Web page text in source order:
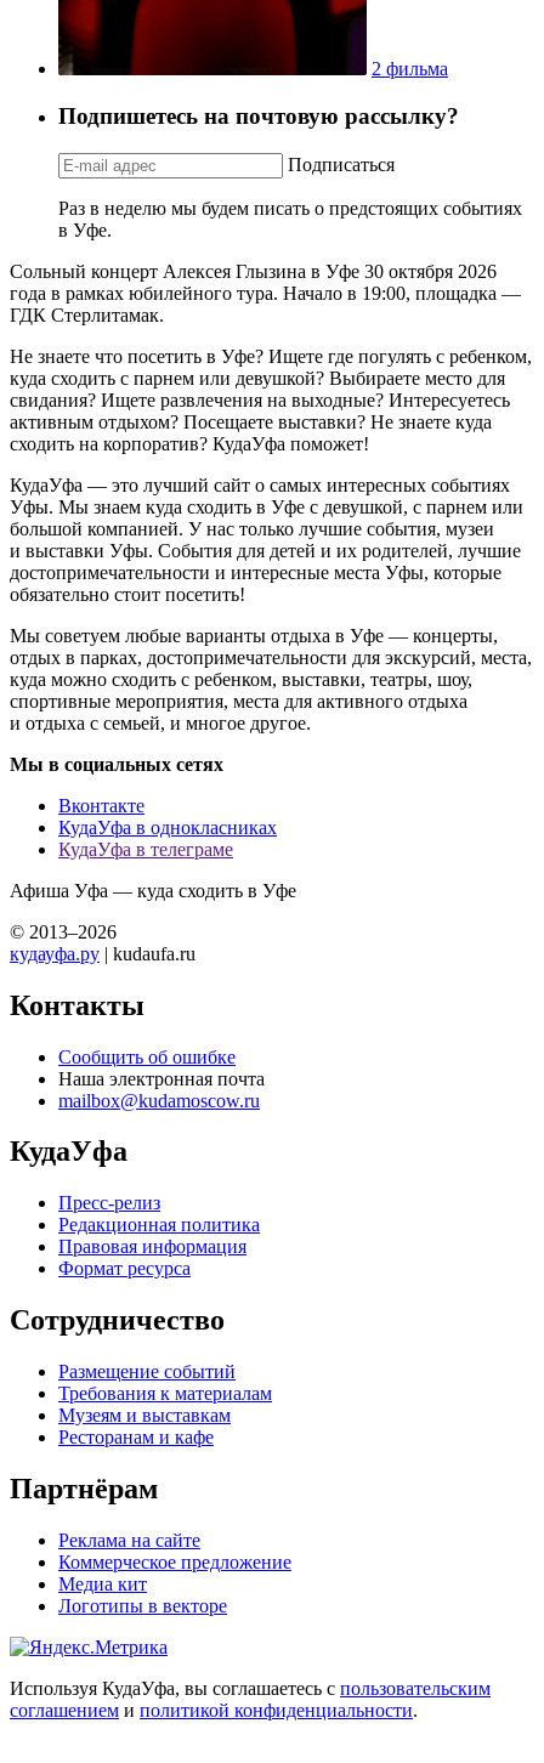
2 фильма
Подпишетесь на почтовую рассылку?
Подписаться
Раз в неделю мы будем писать о предстоящих событиях
в Уфе.
Сольный концерт Алексея Глызина в Уфе 30 октября 2026
года в рамках юбилейного тура. Начало в 19:00, площадка —
ГДК Стерлитамак.
Не знаете что посетить в Уфе? Ищете где погулять с ребенком,
куда сходить с парнем или девушкой? Выбираете место для
свидания? Ищете развлечения на выходные? Интересуетесь
активным отдыхом? Посещаете выставки? Не знаете куда
сходить на корпоратив? КудаУфа поможет!
КудаУфа — это лучший сайт о самых интересных событиях
Уфы. Мы знаем куда сходить в Уфе с девушкой, с парнем или
большой компанией. У нас только лучшие события, музеи
и выставки Уфы. События для детей и их родителей, лучшие
достопримечательности и интересные места Уфы, которые
обязательно стоит посетить!
Мы советуем любые варианты отдыха в Уфе — концерты,
отдых в парках, достопримечательности для экскурсий, места,
куда можно сходить с ребенком, выставки, театры, шоу,
спортивные мероприятия, места для активного отдыха
и отдыха с семьей, и многое другое.
Мы в социальных сетях
Вконтакте
КудаУфа в однокласниках
КудаУфа в телеграме
Афиша Уфа — куда сходить в Уфе
© 2013–2026
кудауфа.ру | kudaufa.ru
Контакты
Сообщить об ошибке
Наша электронная почта
mailbox@kudamoscow.ru
КудаУфа
Пресс-релиз
Редакционная политика
Правовая информация
Формат ресурса
Сотрудничество
Размещение событий
Требования к материалам
Музеям и выставкам
Ресторанам и кафе
Партнёрам
Реклама на сайте
Коммерческое предложение
Медиа кит
Логотипы в векторе
Используя КудаУфа, вы соглашаетесь с пользовательским
соглашением и политикой конфиденциальности.